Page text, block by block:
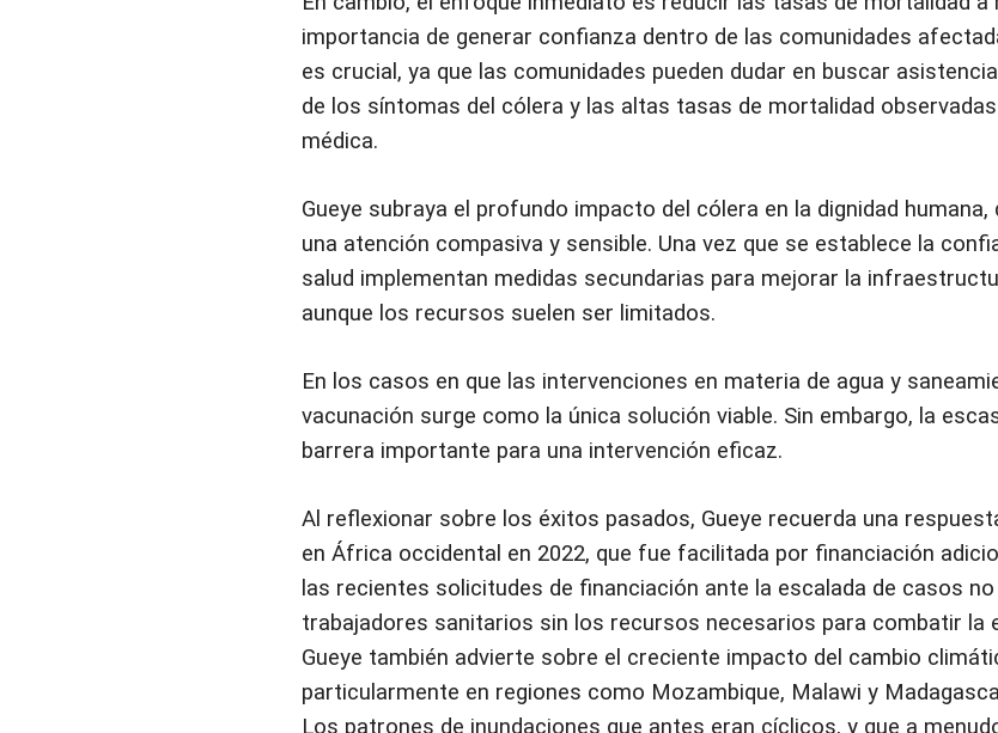
importancia de generar confianza dentro de las comunidades
es crucial, ya que las comunidades pueden dudar en buscar
de los síntomas del cólera y las altas tasas de mortalidad
médica.
Gueye subraya el profundo impacto del cólera en la dignidad
una atención compasiva y sensible. Una vez que se establece la
salud implementan medidas secundarias para mejorar la
aunque los recursos suelen ser limitados.
En los casos en que las intervenciones en materia de agua y
vacunación surge como la única solución viable. Sin embargo, la
barrera importante para una intervención eficaz.
Al reflexionar sobre los éxitos pasados, Gueye recuerda una
en África occidental en 2022, que fue facilitada por financiación
las recientes solicitudes de financiación ante la escalada de casos
trabajadores sanitarios sin los recursos necesarios para combatir la
Gueye también advierte sobre el creciente impacto del cambio
particularmente en regiones como Mozambique, Malawi y
Los patrones de inundaciones que antes eran cíclicos, y que a